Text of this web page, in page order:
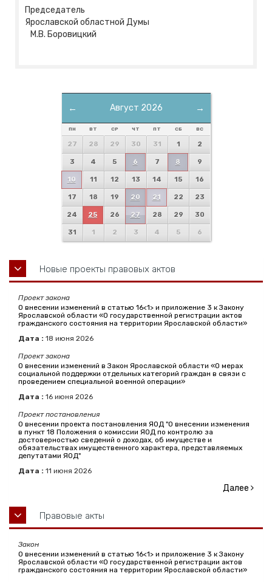
Председатель
Ярославской областной Думы
М.В. Боровицкий
← →
Август 2026
ПН ВТ СР ЧТ ПТ СБ ВС
27 28 29 30 31 1 2
3 4 5 6 7 8 9
10 11 12 13 14 15 16
17 18 19 20 21 22 23
24 25 26 27 28 29 30
31 1 2 3 4 5 6
Новые проекты правовых актов
Проект закона
О внесении изменений в статью 16<1> и приложение 3 к Закону
Ярославской области «О государственной регистрации актов
гражданского состояния на территории Ярославской области»
Дата : 18 июня 2026
Проект закона
О внесении изменений в Закон Ярославской области «О мерах
социальной поддержки отдельных категорий граждан в связи с
проведением специальной военной операции»
Дата : 16 июня 2026
Проект постановления
О внесении проекта постановления ЯОД "О внесении изменения
в пункт 18 Положения о комиссии ЯОД по контролю за
достоверностью сведений о доходах, об имуществе и
обязательствах имущественного характера, представляемых
депутатами ЯОД"
Дата : 11 июня 2026
Далее
Правовые акты
Закон
О внесении изменений в статью 16<1> и приложение 3 к Закону
Ярославской области «О государственной регистрации актов
гражданского состояния на территории Ярославской области»